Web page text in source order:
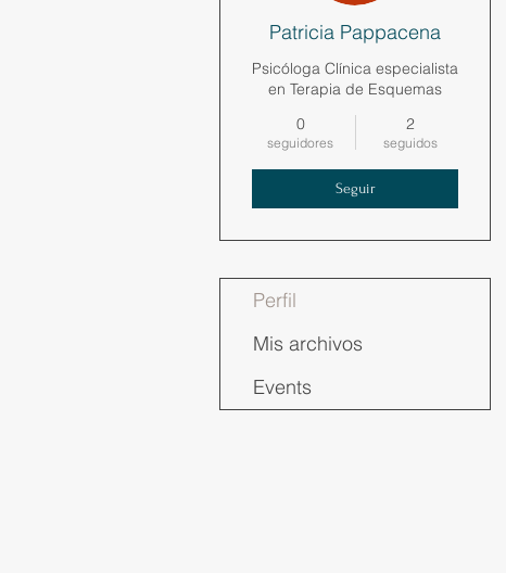
Patricia Pappacena
Psicóloga Clínica especialista
en Terapia de Esquemas
0
seguidores
2
seguidos
Seguir
Perfil
Mis archivos
Events